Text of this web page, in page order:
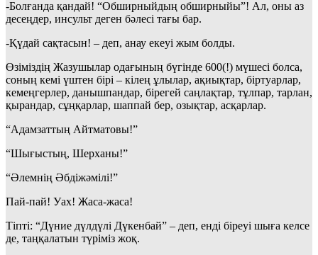
-Болғанда қандай! “Обширныйдың обширныйы”! Ал, оны аз
десеңдер, инсульт деген бәлесі тағы бар.
-Қүдай сақтасын! – деп, анау екеуі жым болды.
Өзіміздің Жазушылар одағының бүгінде 600(!) мүшесі болса,
соның кемі үштен бірі – кілең ұлылар, ақиықтар, біртуарлар,
кемеңгерлер, данышпандар, бірегей саңлақтар, тұлпар, тарлан,
қырандар, сұңқарлар, шаппай бер, озықтар, асқарлар.
“Адамзаттың Айтматовы!”
“Шығыстың, Шерханы!”
“Әлемнің Әбдіжәмілі!”
Пай-пай! Уах! Жаса-жаса!
Тіпті: “Дүние дүлдүлі Дүкенбай” – деп, енді біреуі шыға келсе
де, таңқалатын түріміз жоқ.